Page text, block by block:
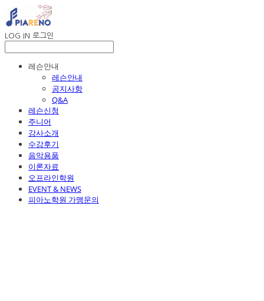
LOG IN 로그인
레슨안내
레슨안내
공지사항
Q&A
레슨신청
주니어
강사소개
수강후기
음악용품
이론자료
오프라인학원
EVENT & NEWS
피아노학원 가맹문의